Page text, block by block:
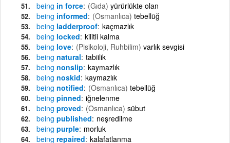
being in force (Gıda) yürürlükte olan
being informed (Osmanlıca) tebellüğ
being ladderproof kaçmazlık
being locked kilitli kalma
being love (Pisikoloji, Ruhbilim) varlık sevgisi
being natural tabiilik
being nonslip kaymazlık
being noskid kaymazlık
being notified (Osmanlıca) tebellüğ
being pinned iğnelenme
being proved (Osmanlıca) sübut
being published neşredilme
being purple morluk
being repaired kalafatlanma